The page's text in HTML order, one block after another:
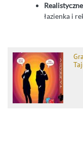
łazienka i